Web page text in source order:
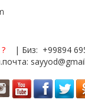
?
| Биз: +99894